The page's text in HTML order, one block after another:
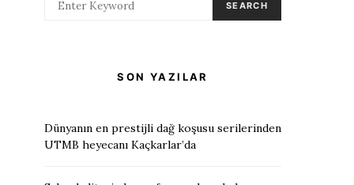
SEARCH
SON YAZILAR
Dünyanın en prestijli dağ koşusu serilerinden
UTMB heyecanı Kaçkarlar’da